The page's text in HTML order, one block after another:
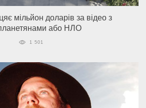
мільйон доларів за відео з
або НЛО
1 501